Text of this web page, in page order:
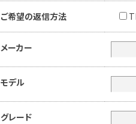
ご希望の返信方法
メーカー
モデル
グレード